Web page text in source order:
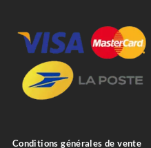
Conditions générales de vente